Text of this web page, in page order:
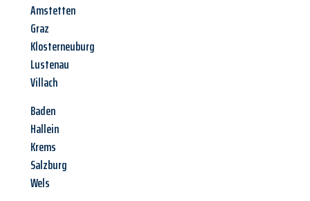
Amstetten
Graz
Klosterneuburg
Lustenau
Villach
Baden
Hallein
Krems
Salzburg
Wels